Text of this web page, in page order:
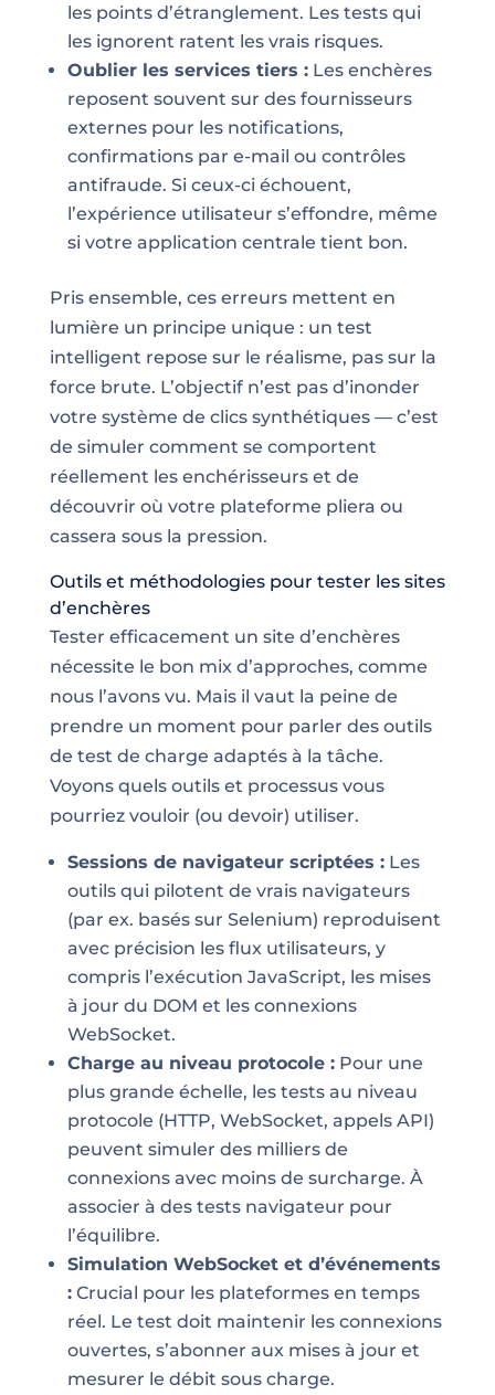
les points d’étranglement. Les tests qui
les ignorent ratent les vrais risques.
Oublier les services tiers :Les enchères
reposent souvent sur des fournisseurs
externes pour les notifications,
confirmations par e-mail ou contrôles
antifraude. Si ceux-ci échouent,
l’expérience utilisateur s’effondre, même
si votre application centrale tient bon.
Pris ensemble, ces erreurs mettent en
lumière un principe unique : un test
intelligent repose sur le réalisme, pas sur la
force brute. L’objectif n’est pas d’inonder
votre système de clics synthétiques — c’est
de simuler comment se comportent
réellement les enchérisseurs et de
découvrir où votre plateforme pliera ou
cassera sous la pression.
Outils et méthodologies pour tester les sites
d’enchères
Tester efficacement un site d’enchères
nécessite le bon mix d’approches, comme
nous l’avons vu. Mais il vaut la peine de
prendre un moment pour parler des outils
de test de charge adaptés à la tâche.
Voyons quels outils et processus vous
pourriez vouloir (ou devoir) utiliser.
Sessions de navigateur scriptées :Les
outils qui pilotent de vrais navigateurs
(par ex. basés sur Selenium) reproduisent
avec précision les flux utilisateurs, y
compris l’exécution JavaScript, les mises
à jour du DOM et les connexions
WebSocket.
Charge au niveau protocole :Pour une
plus grande échelle, les tests au niveau
protocole (HTTP, WebSocket, appels API)
peuvent simuler des milliers de
connexions avec moins de surcharge. À
associer à des tests navigateur pour
l’équilibre.
Simulation WebSocket et d’événements
:Crucial pour les plateformes en temps
réel. Le test doit maintenir les connexions
ouvertes, s’abonner aux mises à jour et
mesurer le débit sous charge.